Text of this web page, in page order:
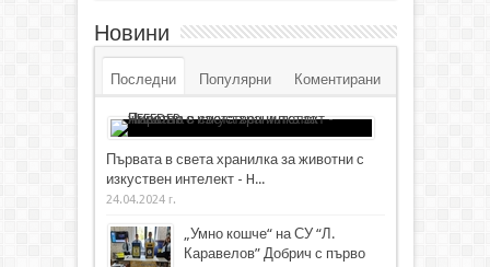
Новини
Последни Популярни Коментирани
Първата в света хранилка за животни с
изкуствен интелект - H...
24.04.2024 г.
„Умно кошче“ на СУ “Л.
Каравелов” Добрич с първо